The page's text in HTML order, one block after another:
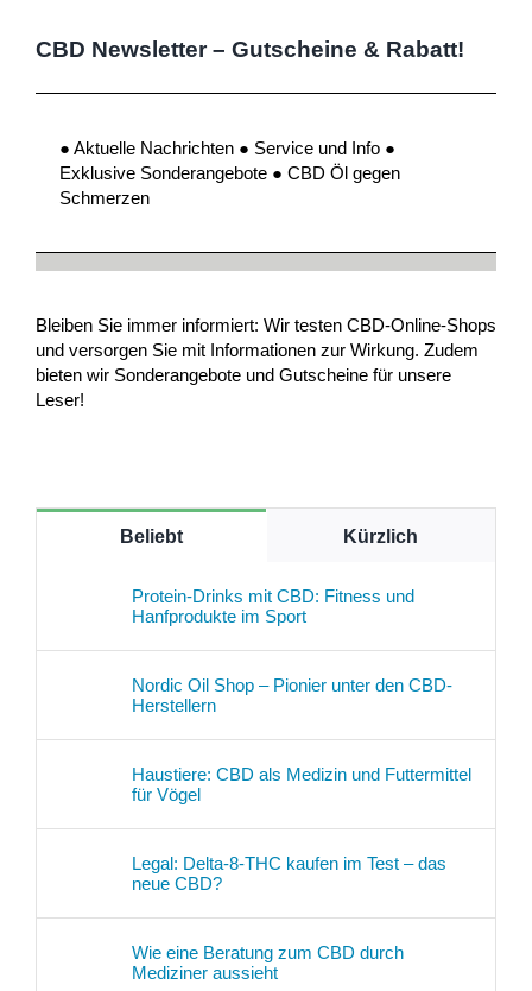
CBD Newsletter – Gutscheine & Rabatt!
● Aktuelle Nachrichten ● Service und Info ●
Exklusive Sonderangebote ● CBD Öl gegen
Schmerzen
Bleiben Sie immer informiert: Wir testen CBD-Online-Shops
und versorgen Sie mit Informationen zur Wirkung. Zudem
bieten wir Sonderangebote und Gutscheine für unsere
Leser!
Beliebt Kürzlich
Protein-Drinks mit CBD: Fitness und
Hanfprodukte im Sport
Nordic Oil Shop – Pionier unter den CBD-
Herstellern
Haustiere: CBD als Medizin und Futtermittel
für Vögel
Legal: Delta-8-THC kaufen im Test – das
neue CBD?
Wie eine Beratung zum CBD durch
Mediziner aussieht